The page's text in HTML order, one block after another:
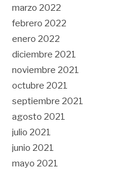
marzo 2022
febrero 2022
enero 2022
diciembre 2021
noviembre 2021
octubre 2021
septiembre 2021
agosto 2021
julio 2021
junio 2021
mayo 2021